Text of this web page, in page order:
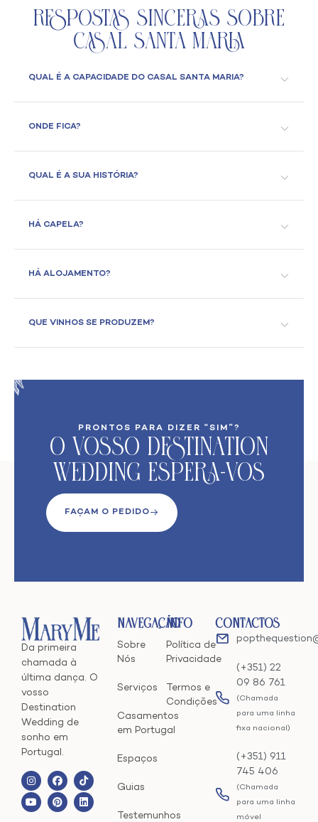
Respostas Sinceras Sobre
Casal Santa Maria
QUAL É A CAPACIDADE DO CASAL SANTA MARIA?
ONDE FICA?
QUAL É A SUA HISTÓRIA?
HÁ CAPELA?
HÁ ALOJAMENTO?
QUE VINHOS SE PRODUZEM?
PRONTOS PARA DIZER “SIM”?
O VoSso Destination
Wedding Espera-vos
FAÇAM O PEDIDO
Da primeira
chamada à
última dança. O
vosso
Destination
Wedding de
sonho em
Portugal.
Navegação
Sobre
Nós
Serviços
Casamentos
em Portugal
Espaços
Guias
Testemunhos
Info
Política de
Privacidade
Termos e
Condições
Contactos
(+351) 22
09 86 761
(Chamada
para uma linha
fixa nacional)
(+351) 911
745 406
(Chamada
para uma linha
móvel